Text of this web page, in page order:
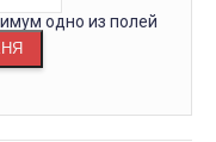
одно из полей